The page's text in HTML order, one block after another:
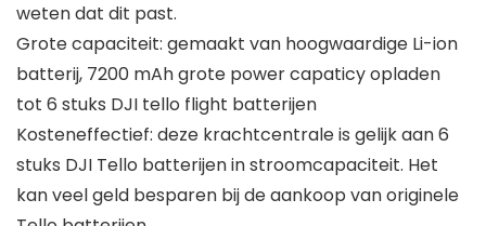
weten dat dit past.
Grote capaciteit: gemaakt van hoogwaardige Li-ion
batterij, 7200 mAh grote power capaticy opladen
tot 6 stuks DJI tello flight batterijen
Kosteneffectief: deze krachtcentrale is gelijk aan 6
stuks DJI Tello batterijen in stroomcapaciteit. Het
kan veel geld besparen bij de aankoop van originele